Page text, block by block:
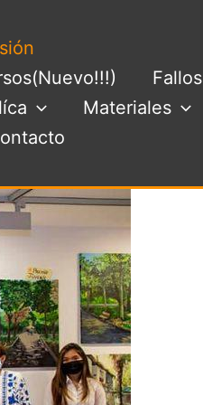
Fallos
Materiales